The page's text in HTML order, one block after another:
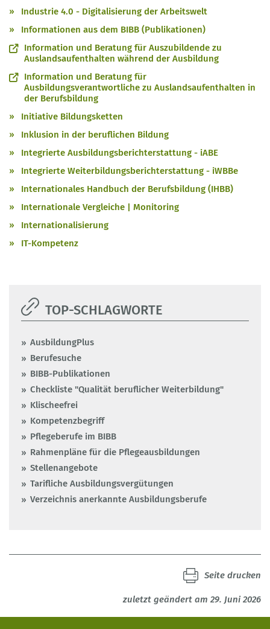
Industrie 4.0 - Digitalisierung der Arbeitswelt
Informationen aus dem BIBB (Publikationen)
Information und Beratung für Auszubildende zu
Auslandsaufenthalten während der Ausbildung
Information und Beratung für
Ausbildungsverantwortliche zu Auslandsaufenthalten in
der Berufsbildung
Initiative Bildungsketten
Inklusion in der beruflichen Bildung
Integrierte Ausbildungsberichterstattung - iABE
Integrierte Weiterbildungsberichterstattung - iWBBe
Internationales Handbuch der Berufsbildung (IHBB)
Internationale Vergleiche | Monitoring
Internationalisierung
IT-Kompetenz
TOP-SCHLAGWORTE
AusbildungPlus
Berufesuche
BIBB-Publikationen
Checkliste "Qualität beruflicher Weiterbildung"
Klischeefrei
Kompetenzbegriff
Pflegeberufe im BIBB
Rahmenpläne für die Pflegeausbildungen
Stellenangebote
Tarifliche Ausbildungsvergütungen
Verzeichnis anerkannte Ausbildungsberufe
zuletzt geändert am 29. Juni 2026
Seite drucken